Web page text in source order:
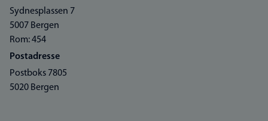
Sydnesplassen 7
5007 Bergen
Rom: 454
Postadresse
Postboks 7805
5020 Bergen